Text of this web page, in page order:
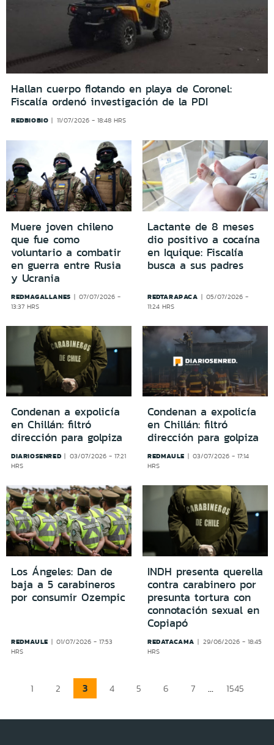
Hallan cuerpo flotando en playa de Coronel:
Fiscalía ordenó investigación de la PDI
REDBIOBIO 11/07/2026 - 18:48 HRS
Muere joven chileno
que fue como
voluntario a combatir
en guerra entre Rusia
y Ucrania
REDMAGALLANES
07/07/2026 -
13:37 HRS
Lactante de 8 meses
dio positivo a cocaína
en Iquique: Fiscalía
busca a sus padres
REDTARAPACA
05/07/2026 -
11:24 HRS
Condenan a expolicía
en Chillán: filtró
dirección para golpiza
DIARIOSENRED
03/07/2026 - 17:21
HRS
Condenan a expolicía
en Chillán: filtró
dirección para golpiza
REDMAULE
03/07/2026 - 17:14
HRS
Los Ángeles: Dan de
baja a 5 carabineros
por consumir Ozempic
REDMAULE
01/07/2026 - 17:53
HRS
INDH presenta querella
contra carabinero por
presunta tortura con
connotación sexual en
Copiapó
REDATACAMA
29/06/2026 - 18:45
HRS
1 2 3 4 5 6 7 ... 1545